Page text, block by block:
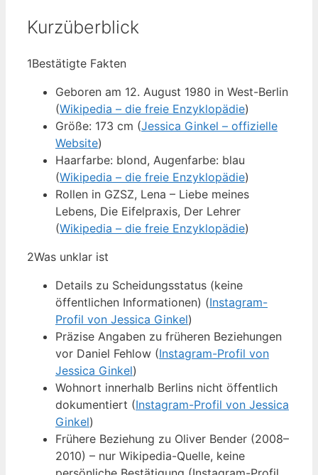
Kurzüberblick
1Bestätigte Fakten
Geboren am 12. August 1980 in West-Berlin
(Wikipedia – die freie Enzyklopädie)
Größe: 173 cm (Jessica Ginkel – offizielle
Website)
Haarfarbe: blond, Augenfarbe: blau
(Wikipedia – die freie Enzyklopädie)
Rollen in GZSZ, Lena – Liebe meines
Lebens, Die Eifelpraxis, Der Lehrer
(Wikipedia – die freie Enzyklopädie)
2Was unklar ist
Details zu Scheidungsstatus (keine
öffentlichen Informationen) (Instagram-
Profil von Jessica Ginkel)
Präzise Angaben zu früheren Beziehungen
vor Daniel Fehlow (Instagram-Profil von
Jessica Ginkel)
Wohnort innerhalb Berlins nicht öffentlich
dokumentiert (Instagram-Profil von Jessica
Ginkel)
Frühere Beziehung zu Oliver Bender (2008–
2010) – nur Wikipedia-Quelle, keine